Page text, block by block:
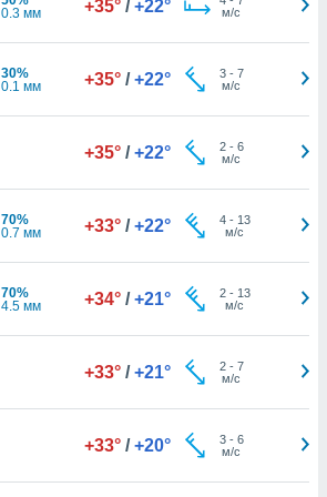
0.3 мм
+35° / +22°
м/с
30%
0.1 мм
+35° / +22° 3- 7
м/с
+35° / +22° 2- 6
м/с
70%
0.7 мм
+33° / +22° 4- 13
м/с
70%
4.5 мм
+34° / +21° 2- 13
м/с
+33° / +21° 2- 7
м/с
+33° / +20° 3- 6
м/с